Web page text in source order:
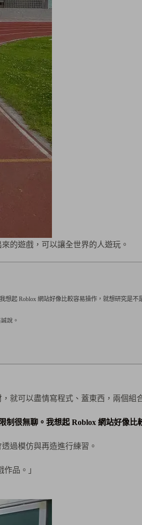
的遊戲，可以讓全世界的人遊玩。
想起 Roblox 網站好像比較容易操作，就想研究是不
說。
就可以盡情寫程式、蓋東西，兩個組
很無聊。我想起 Roblox 網站好像
過模仿與再造進行練習。
品。」